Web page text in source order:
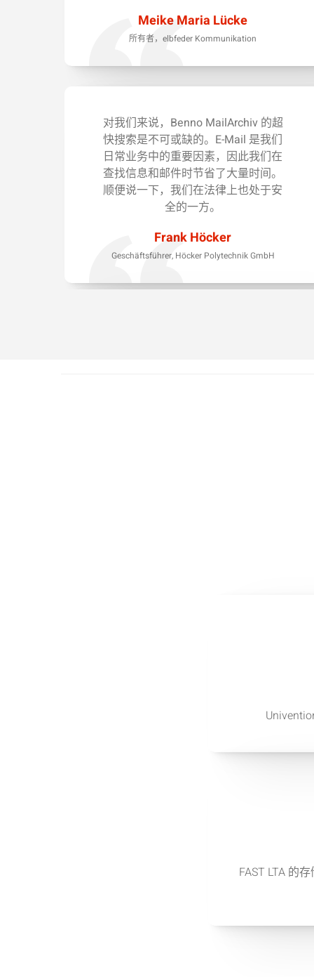
Meike Maria Lücke
所有者，elbfeder Kommunikation
对我们来说，Benno MailArchiv 的超
快搜索是不可或缺的。E-Mail 是我们
日常业务中的重要因素，因此我们在
查找信息和邮件时节省了大量时间。
顺便说一下，我们在法律上也处于安
全的一方。
Frank Höcker
Geschäftsführer, Höcker Polytechnik GmbH
FAST LTA 的